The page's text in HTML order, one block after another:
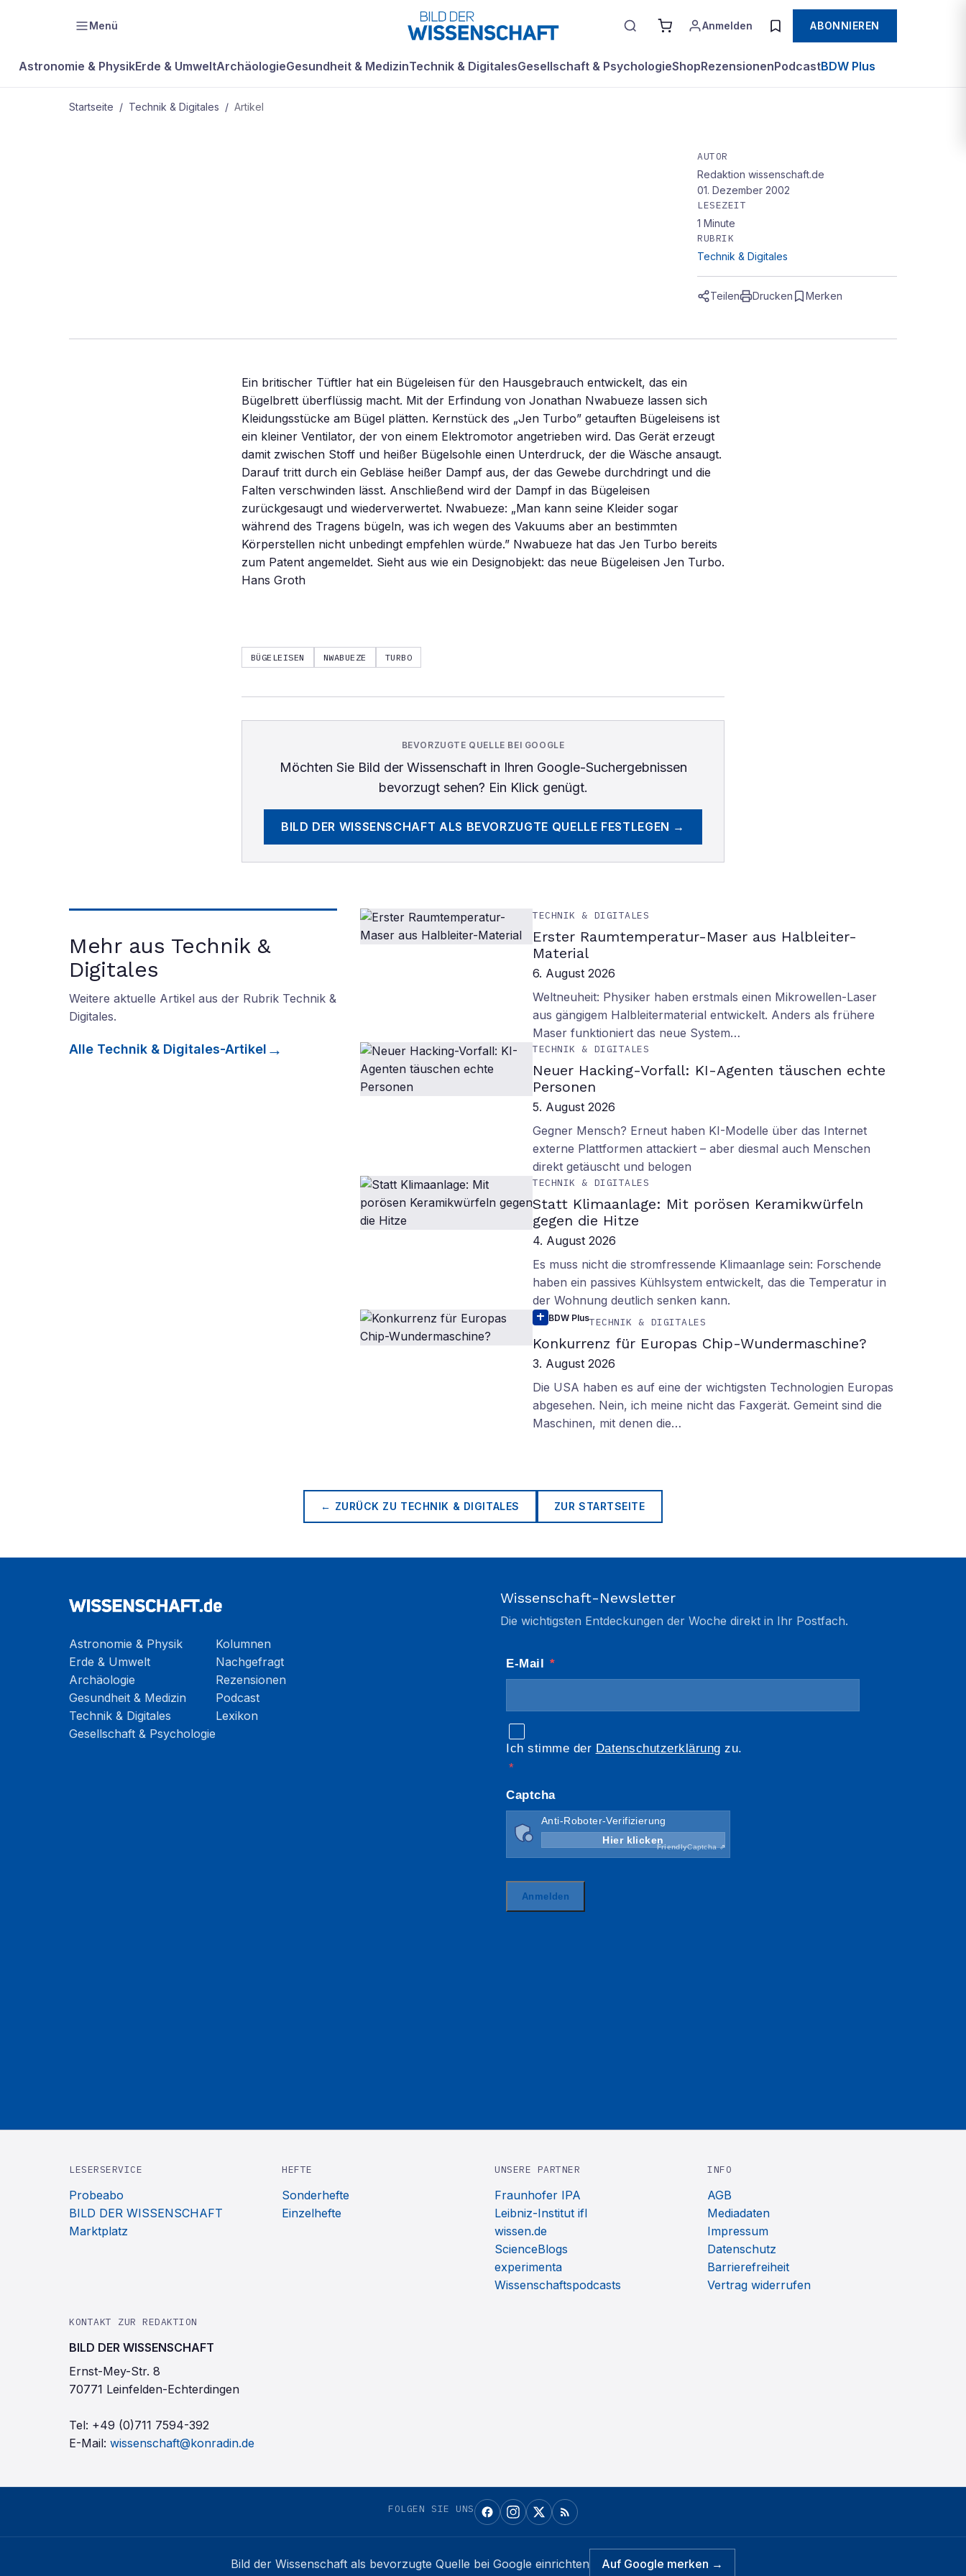
Menü Anmelden ABONNIEREN
Astronomie & PhysikErde & UmweltArchäologieGesundheit & MedizinTechnik & DigitalesGesellschaft & PsychologieShopRezensionenPodcastBDW Plus
Startseite / Technik & Digitales / Artikel
AUTOR
Redaktion wissenschaft.de
01. Dezember 2002
LESEZEIT
1 Minute
RUBRIK
Technik & Digitales
Teilen Drucken Merken
Ein britischer Tüftler hat ein Bügeleisen für den Hausgebrauch entwickelt, das ein
Bügelbrett überflüssig macht. Mit der Erfindung von Jonathan Nwabueze lassen sich
Kleidungsstücke am Bügel plätten. Kernstück des „Jen Turbo” getauften Bügeleisens ist
ein kleiner Ventilator, der von einem Elektromotor angetrieben wird. Das Gerät erzeugt
damit zwischen Stoff und heißer Bügelsohle einen Unterdruck, der die Wäsche ansaugt.
Darauf tritt durch ein Gebläse heißer Dampf aus, der das Gewebe durchdringt und die
Falten verschwinden lässt. Anschließend wird der Dampf in das Bügeleisen
zurückgesaugt und wiederverwertet. Nwabueze: „Man kann seine Kleider sogar
während des Tragens bügeln, was ich wegen des Vakuums aber an bestimmten
Körperstellen nicht unbedingt empfehlen würde.” Nwabueze hat das Jen Turbo bereits
zum Patent angemeldet. Sieht aus wie ein Designobjekt: das neue Bügeleisen Jen Turbo.
Hans Groth
BÜGELEISEN NWABUEZE TURBO
BEVORZUGTE QUELLE BEI GOOGLE
Möchten Sie Bild der Wissenschaftin Ihren Google-Suchergebnissen
bevorzugt sehen? Ein Klick genügt.
BILD DER WISSENSCHAFT ALS BEVORZUGTE QUELLE FESTLEGEN →
Mehr aus Technik &
Digitales
Weitere aktuelle Artikel aus der Rubrik Technik &
Digitales.
Alle Technik & Digitales-Artikel
TECHNIK & DIGITALES
Erster Raumtemperatur-Maser aus Halbleiter-
Material
6. August 2026
Weltneuheit: Physiker haben erstmals einen Mikrowellen-Laser
aus gängigem Halbleitermaterial entwickelt. Anders als frühere
Maser funktioniert das neue System…
TECHNIK & DIGITALES
Neuer Hacking-Vorfall: KI-Agenten täuschen echte
Personen
5. August 2026
Gegner Mensch? Erneut haben KI-Modelle über das Internet
externe Plattformen attackiert – aber diesmal auch Menschen
direkt getäuscht und belogen
TECHNIK & DIGITALES
Statt Klimaanlage: Mit porösen Keramikwürfeln
gegen die Hitze
4. August 2026
Es muss nicht die stromfressende Klimaanlage sein: Forschende
haben ein passives Kühlsystem entwickelt, das die Temperatur in
der Wohnung deutlich senken kann.
BDW PlusTECHNIK & DIGITALES
Konkurrenz für Europas Chip-Wundermaschine?
3. August 2026
Die USA haben es auf eine der wichtigsten Technologien Europas
abgesehen. Nein, ich meine nicht das Faxgerät. Gemeint sind die
Maschinen, mit denen die…
← ZURÜCK ZU TECHNIK & DIGITALES ZUR STARTSEITE
Astronomie & Physik
Erde & Umwelt
Archäologie
Gesundheit & Medizin
Technik & Digitales
Gesellschaft & Psychologie
Kolumnen
Nachgefragt
Rezensionen
Podcast
Lexikon
Wissenschaft-Newsletter
Die wichtigsten Entdeckungen der Woche direkt in Ihr Postfach.
LESERSERVICE
Probeabo
BILD DER WISSENSCHAFT
Marktplatz
HEFTE
Sonderhefte
Einzelhefte
UNSERE PARTNER
Fraunhofer IPA
Leibniz-Institut ifl
wissen.de
ScienceBlogs
experimenta
Wissenschaftspodcasts
INFO
AGB
Mediadaten
Impressum
Datenschutz
Barrierefreiheit
Vertrag widerrufen
KONTAKT ZUR REDAKTION
BILD DER WISSENSCHAFT
Ernst-Mey-Str. 8
70771 Leinfelden-Echterdingen
Tel: +49 (0)711 7594-392
E-Mail: wissenschaft@konradin.de
FOLGEN SIE UNS
Bild der Wissenschaft als bevorzugte Quelle bei Google einrichten Auf Google merken →